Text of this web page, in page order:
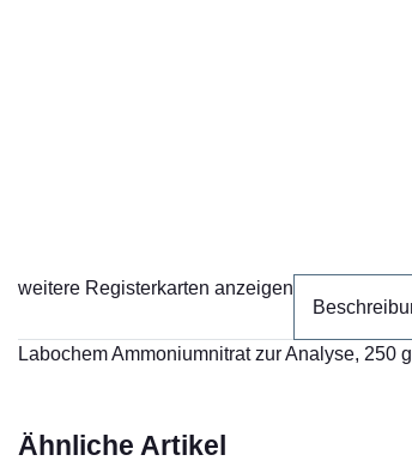
weitere Registerkarten anzeigen
Labochem Ammoniumnitrat zur Analyse, 250
Ähnliche Artikel